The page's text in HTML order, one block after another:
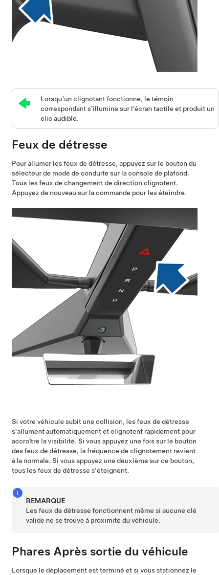
Lorsqu’un clignotant fonctionne, le témoin
correspondant s’illumine sur l’écran tactile et produit un
clic audible.
Feux de détresse
Pour allumer les feux de détresse, appuyez sur le bouton du
sélecteur de mode de conduite sur la console de plafond.
Tous les feux de changement de direction clignotent.
Appuyez de nouveau sur la commande pour les éteindre.
Si votre véhicule subit une collision, les feux de détresse
s'allument automatiquement et clignotent rapidement pour
accroître la visibilité. Si vous appuyez une fois sur le bouton
des feux de détresse, la fréquence de clignotement revient
à la normale. Si vous appuyez une deuxième sur ce bouton,
tous les feux de détresse s'éteignent.
REMARQUE
Les feux de détresse fonctionnent même si aucune clé
valide ne se trouve à proximité du véhicule.
Phares Après sortie du véhicule
Lorsque le déplacement est terminé et si vous stationnez le